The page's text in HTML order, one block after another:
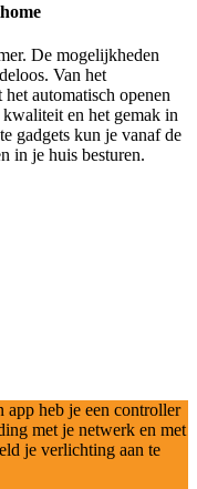
De mogelijkheden
Van het
automatisch openen
en het gemak in
gadgets kun je vanaf de
in je huis besturen.
app heb je een controller
met je netwerk en met
je verlichting aan te